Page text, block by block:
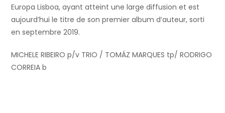
Europa Lisboa, ayant atteint une large diffusion et est
aujourd’hui le titre de son premier album d’auteur, sorti
en septembre 2019.
MICHELE RIBEIRO p/v TRIO / TOMÁZ MARQUES tp/ RODRIGO
CORREIA b